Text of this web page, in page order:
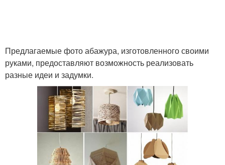
Предлагаемые фото абажура, изготовленного своими
руками, предоставляют возможность реализовать
разные идеи и задумки.